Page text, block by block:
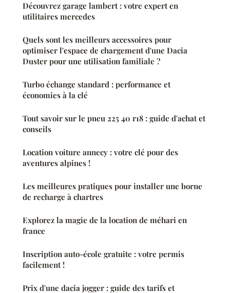
Découvrez garage lambert : votre expert en
utilitaires mercedes
Quels sont les meilleurs accessoires pour
optimiser l'espace de chargement d'une Dacia
Duster pour une utilisation familiale ?
Turbo échange standard : performance et
économies à la clé
Tout savoir sur le pneu 225 40 r18 : guide d'achat et
conseils
Location voiture annecy : votre clé pour des
aventures alpines !
Les meilleures pratiques pour installer une borne
de recharge à chartres
Explorez la magie de la location de méhari en
france
Inscription auto-école gratuite : votre permis
facilement !
Prix d'une dacia jogger : guide des tarifs et